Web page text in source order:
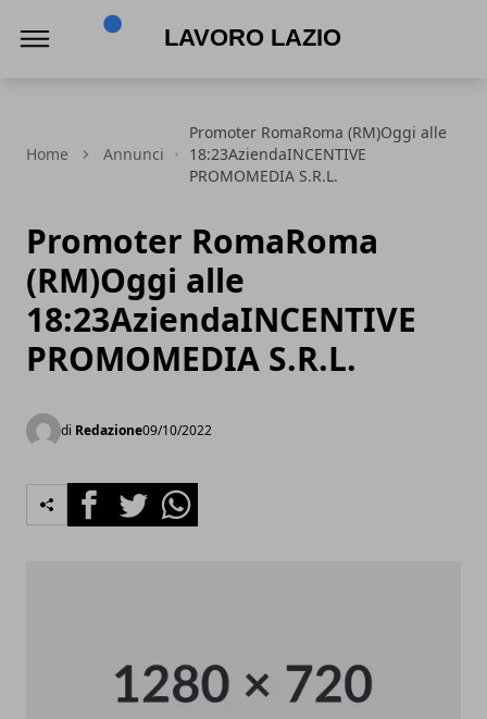
Home Annunci
Promoter RomaRoma (RM)Oggi alle
18:23AziendaINCENTIVE
PROMOMEDIA S.R.L.
Promoter RomaRoma
(RM)Oggi alle
18:23AziendaINCENTIVE
PROMOMEDIA S.R.L.
di Redazione09/10/2022
FacebookTwitterWhatsapp